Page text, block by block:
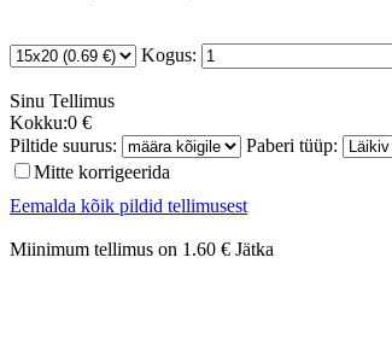
Kogus:
Sinu Tellimus
Kokku:0 €
Piltide suurus:
Paberi tüüp:
Mitte korrigeerida
Eemalda kõik pildid tellimusest
Miinimum tellimus on 1.60 € Jätka